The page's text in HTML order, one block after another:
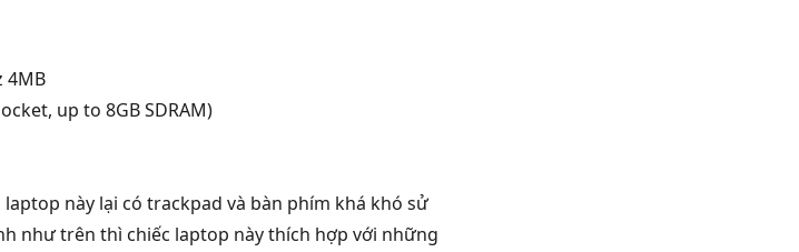
4MB
up to 8GB SDRAM)
này lại có trackpad và bàn phím khá khó sử
như trên thì chiếc laptop này thích hợp với những